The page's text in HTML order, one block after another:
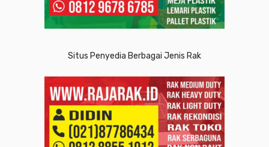
Situs Penyedia Berbagai Jenis Rak